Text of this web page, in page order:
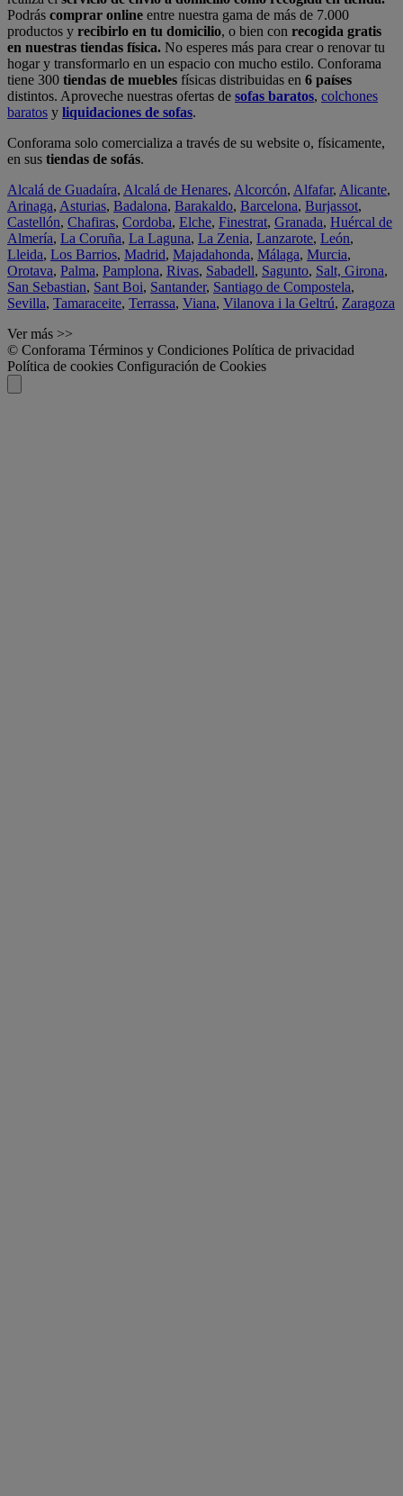
Podrás comprar online entre nuestra gama de más de 7.000
productos y recibirlo en tu domicilio, o bien con recogida gratis
en nuestras tiendas física. No esperes más para crear o renovar tu
hogar y transformarlo en un espacio con mucho estilo. Conforama
tiene 300 tiendas de muebles físicas distribuidas en 6 países
distintos. Aproveche nuestras ofertas de sofas baratos, colchones
baratos y liquidaciones de sofas.
Conforama solo comercializa a través de su website o, físicamente,
en sus tiendas de sofás.
Alcalá de Guadaíra, Alcalá de Henares, Alcorcón, Alfafar, Alicante,
Arinaga, Asturias, Badalona, Barakaldo, Barcelona, Burjassot,
Castellón, Chafiras, Cordoba, Elche, Finestrat, Granada, Huércal de
Almería, La Coruña, La Laguna, La Zenia, Lanzarote, León,
Lleida, Los Barrios, Madrid, Majadahonda, Málaga, Murcia,
Orotava, Palma, Pamplona, Rivas, Sabadell, Sagunto, Salt, Girona,
San Sebastian, Sant Boi, Santander, Santiago de Compostela,
Sevilla, Tamaraceite, Terrassa, Viana, Vilanova i la Geltrú, Zaragoza
Ver más >>
© Conforama Términos y Condiciones Política de privacidad
Política de cookies Configuración de Cookies